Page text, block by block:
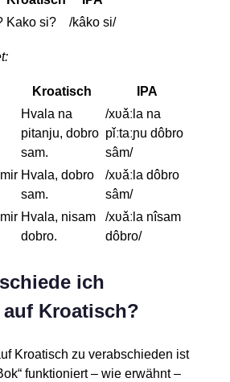
Kako si? /kâko si/
Kroatisch
IPA
Hvala na
pitanju, dobro
sam.
/xʋǎːla na
pǐːtaːɲu dôbro
sâm/
Hvala, dobro
sam.
/xʋǎːla dôbro
sâm/
Hvala, nisam
dobro.
/xʋǎːla nîsam
dôbro/
ich
Kroatisch?
Kroatisch zu verabschieden ist
funktioniert – wie erwähnt –